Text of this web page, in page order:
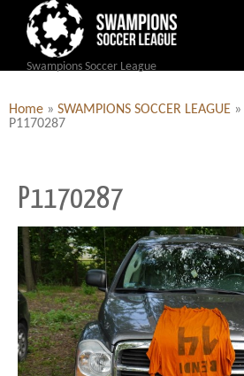
Swampions Soccer League
Home » SWAMPIONS SOCCER LEAGUE »
P1170287
P1170287